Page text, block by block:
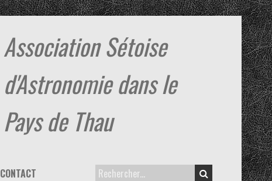
Association Sétoise
d'Astronomie dans le
Pays de Thau
CONTACT